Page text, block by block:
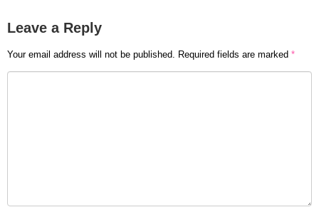
Leave a Reply
Your email address will not be published. Required fields are marked *